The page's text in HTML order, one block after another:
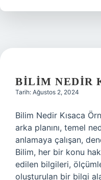
BILIM NEDIR
Tarih: Ağustos 2, 2024
Bilim Nedir Kısaca
arka planını, temel
anlamaya çalışan,
Bilim, her bir konu
edilen bilgileri,
oluşturulan bir bilgi